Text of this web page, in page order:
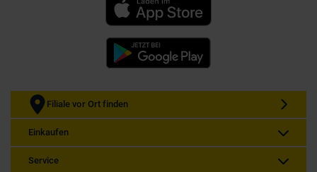
Filiale vor Ort finden
Einkaufen
Service